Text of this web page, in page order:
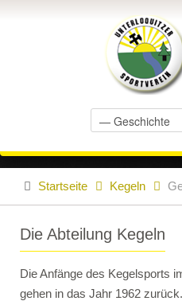
Startseite Kegeln
Die Abteilung Kegeln
Die Anfänge des Kegelsports
gehen in das Jahr 1962